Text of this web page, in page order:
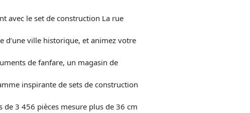
avec le set de construction La rue
d’une ville historique, et animez votre
de fanfare, un magasin de
inspirante de sets de construction
de 3 456 pièces mesure plus de 36 cm